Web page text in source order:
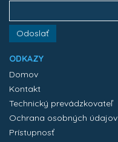
Odoslať
ODKAZY
Domov
Kontakt
Technický prevádzkovateľ
Ochrana osobných údajov
Prístupnosť